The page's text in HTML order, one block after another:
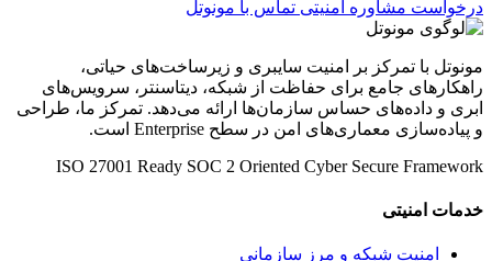
درخواست مشاوره امنیتی تماس با مونوتل
مونوتل با تمرکز بر امنیت سایبری و زیرساخت‌های حیاتی،
راهکارهای جامع برای حفاظت از شبکه، دیتاسنتر، سرویس‌های
ابری و داده‌های حساس سازمان‌ها ارائه می‌دهد. تمرکز ما، طراحی
و پیاده‌سازی معماری‌های امن در سطح Enterprise است.
ISO 27001 Ready SOC 2 Oriented Cyber Secure Framework
خدمات امنیتی
امنیت شبکه و مرز سازمانی